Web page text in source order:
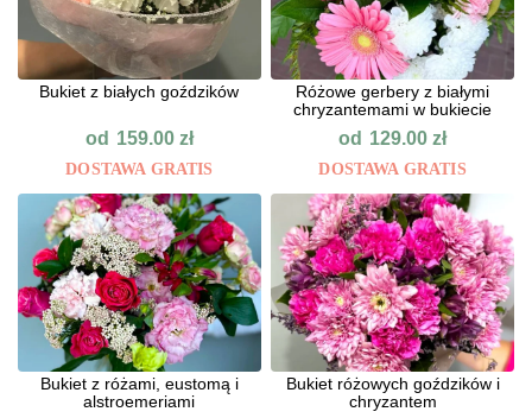
Bukiet z białych goździków
od 159.00 zł
DOSTAWA GRATIS
Różowe gerbery z białymi
chryzantemami w bukiecie
od 129.00zł
DOSTAWA GRATIS
Bukiet z różami, eustomą i
alstroemeriami
Bukiet różowych goździków i
chryzantem